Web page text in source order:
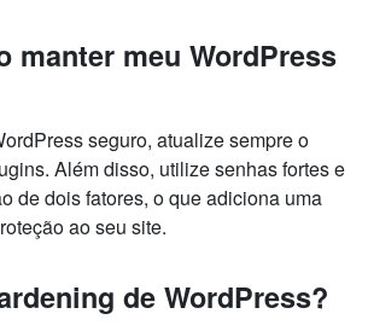
manter meu WordPress
seguro, atualize sempre o
Além disso, utilize senhas fortes e
de dois fatores, o que adiciona uma
ao seu site.
de WordPress?